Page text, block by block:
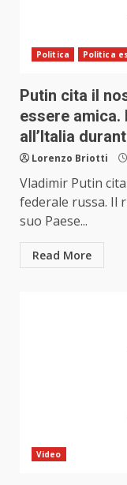
Politica Politica
Putin cita il
essere amica.
all’Italia
Lorenzo Briotti
Vladimir Putin
federale russa. Il
suo Paese...
Read More
Video